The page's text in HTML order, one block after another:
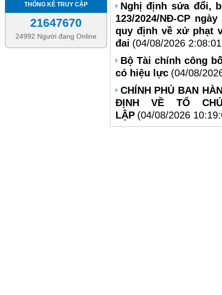
THỐNG KÊ TRUY CẬP
21647670
24992 Người đang Online
Nghị định sửa đổi,
123/2024/NĐ-CP
quy định về xử phạt
đai (04/08/2026
Bộ Tài chính công
có hiệu lực (04/08/
CHÍNH PHỦ BAN
ĐỊNH VỀ TỔ
LẬP (04/08/2026